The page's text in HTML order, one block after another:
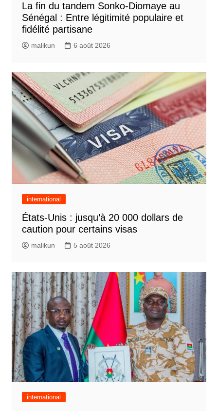
La fin du tandem Sonko-Diomaye au
Sénégal : Entre légitimité populaire et
fidélité partisane
malikun 6 août 2026
international
États-Unis : jusqu’à 20 000 dollars de
caution pour certains visas
malikun 5 août 2026
international